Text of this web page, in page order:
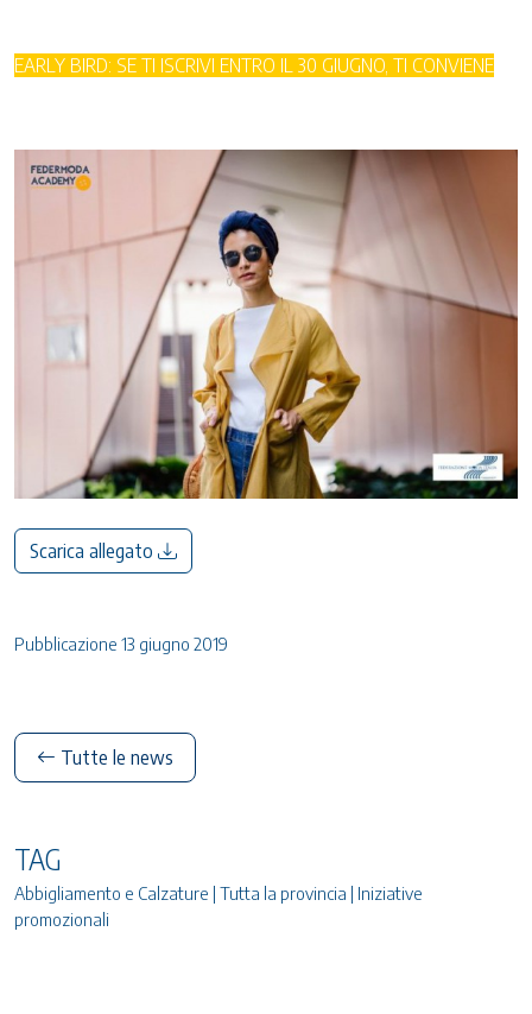
EARLY BIRD: SE TI ISCRIVI ENTRO IL 30 GIUGNO, TI CONVIENE
Scarica allegato
Pubblicazione 13 giugno 2019
Tutte le news
TAG
Abbigliamento e Calzature | Tutta la provincia | Iniziative
promozionali